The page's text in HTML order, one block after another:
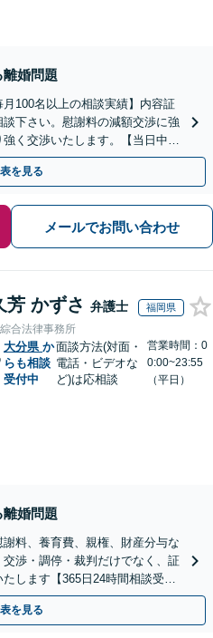
婚問題
月100名以上の相談実績】内容証
下さい。慰謝料の減額交渉に強
く交渉いたします。【当日中の
を見る
メールでお問い合わせ
芳 かずさ 弁護士 福岡県
合法律事務所
大分県 か
らも相談
受付中
面談方法(対面・
電話・ビデオな
ど)は応相談
営業時間：0
0:00~23:55
（平日）
婚問題
謝料、養育費、親権、財産分与な
渉・調停・裁判だけでなく、証
します【365日24時間相談受
在籍】
を見る